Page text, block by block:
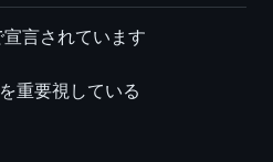
言されています
重要視している